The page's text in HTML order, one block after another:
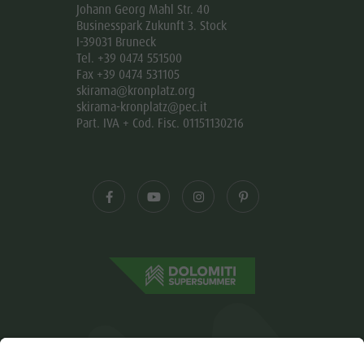
Johann Georg Mahl Str. 40
Businesspark Zukunft 3. Stock
I-39031 Bruneck
Tel. +39 0474 551500
Fax +39 0474 531105
skirama@kronplatz.org
skirama-kronplatz@pec.it
Part. IVA + Cod. Fisc. 01151130216